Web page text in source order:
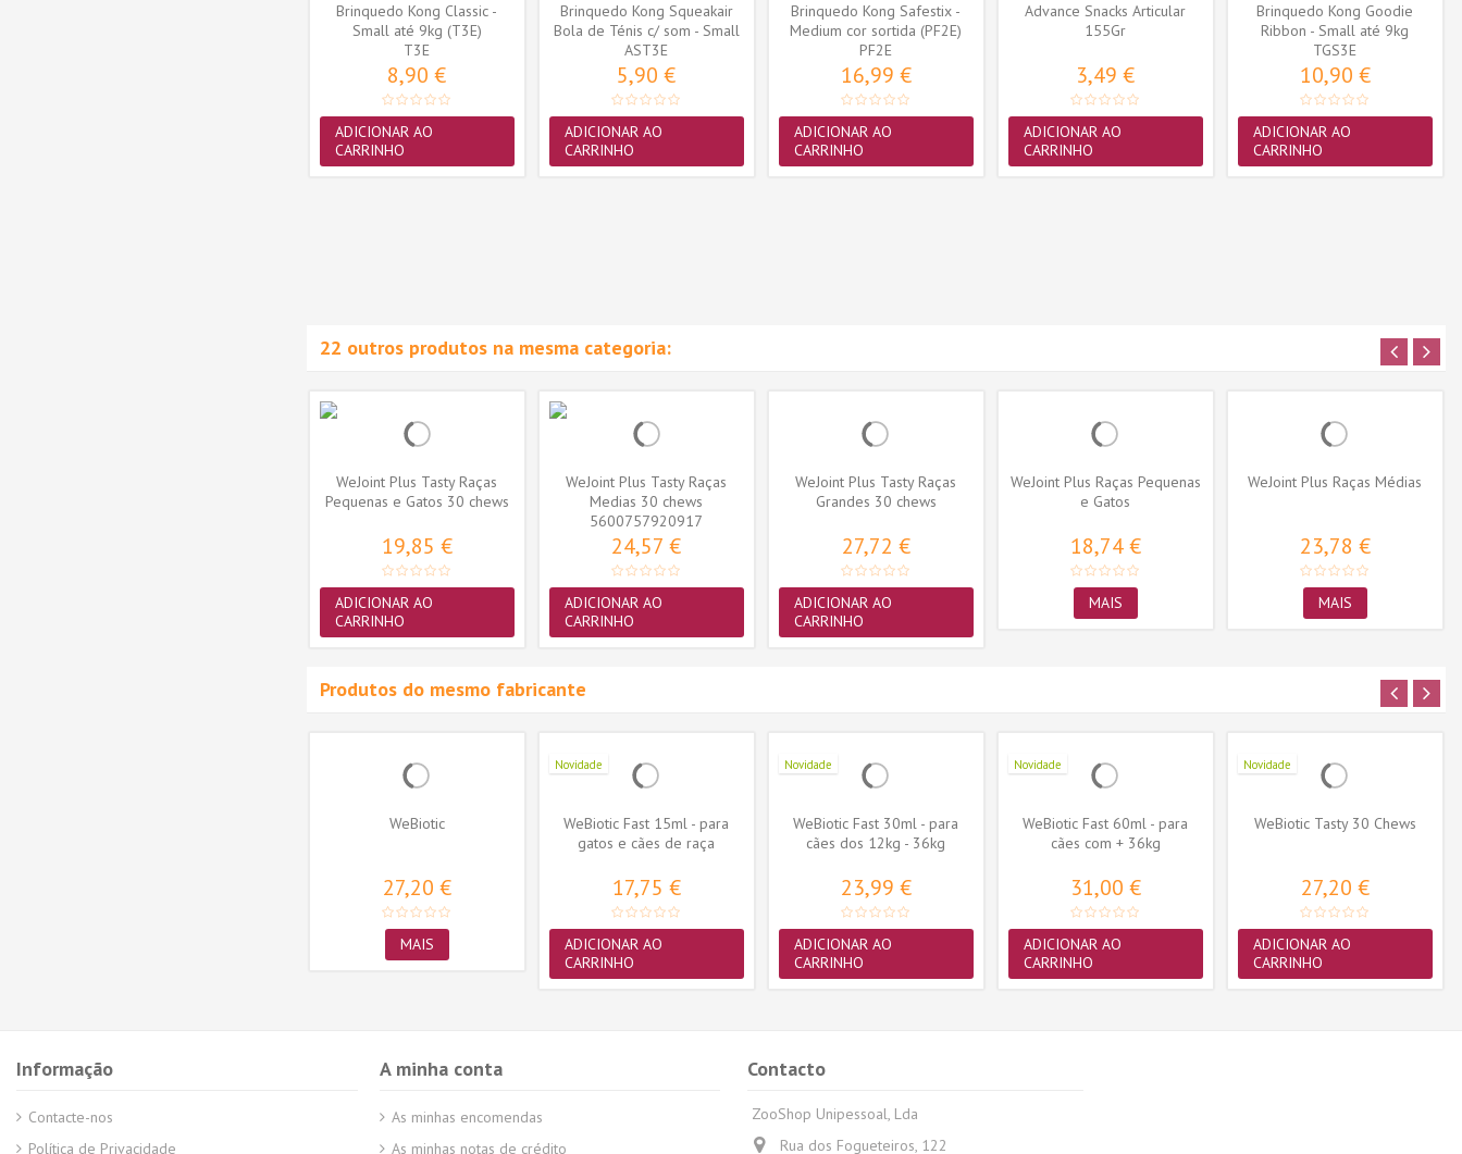
Brinquedo Kong Classic -
Small até 9kg (T3E)
T3E
8,90 €
ADICIONAR AO
CARRINHO
Brinquedo Kong Squeakair
Bola de Ténis c/ som - Small
-...
AST3E
5,90 €
ADICIONAR AO
CARRINHO
Brinquedo Kong Safestix -
Medium cor sortida (PF2E)
PF2E
16,99 €
ADICIONAR AO
CARRINHO
Advance Snacks Articular
155Gr
3,49 €
ADICIONAR AO
CARRINHO
Brinquedo Kong Goodie
Ribbon - Small até 9kg
(TGS3E)
TGS3E
10,90 €
ADICIONAR AO
CARRINHO
22 outros produtos na mesma categoria:
WeJoint Plus Tasty Raças
Pequenas e Gatos 30 chews
19,85 €
ADICIONAR AO
CARRINHO
WeJoint Plus Tasty Raças
Medias 30 chews
5600757920917
24,57 €
ADICIONAR AO
CARRINHO
WeJoint Plus Tasty Raças
Grandes 30 chews
27,72 €
ADICIONAR AO
CARRINHO
WeJoint Plus Raças Pequenas
e Gatos
18,74 €
MAIS
WeJoint Plus Raças Médias
23,78 €
MAIS
Produtos do mesmo fabricante
WeBiotic
27,20 €
MAIS
Novidade
WeBiotic Fast 15ml - para
gatos e cães de raça
17,75 €
ADICIONAR AO
CARRINHO
Novidade
WeBiotic Fast 30ml - para
cães dos 12kg - 36kg
23,99 €
ADICIONAR AO
CARRINHO
Novidade
WeBiotic Fast 60ml - para
cães com + 36kg
31,00 €
ADICIONAR AO
CARRINHO
Novidade
WeBiotic Tasty 30 Chews
27,20 €
ADICIONAR AO
CARRINHO
Informação
Contacte-nos
Política de Privacidade
A minha conta
As minhas encomendas
As minhas notas de crédito
Contacto
ZooShop Unipessoal, Lda
Rua dos Fogueteiros, 122